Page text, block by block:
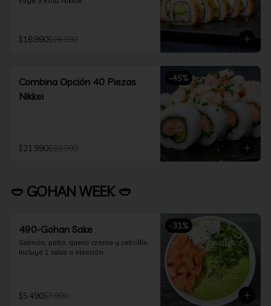
$16.990$26.990
-45%
Combina Opción 40 Piezas
Nikkei
$21.990$39.990
🥙 GOHAN WEEK 🥙
-31%
490-Gohan Sake
Salmón, palta, queso crema y cebollín.
Incluye 1 salsa a elección.
$5.490$7.990